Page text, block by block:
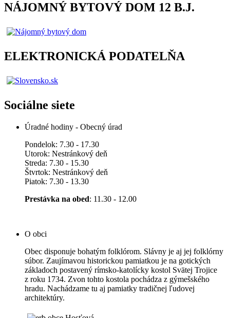
NÁJOMNÝ BYTOVÝ DOM 12 B.J.
ELEKTRONICKÁ PODATELŇA
Sociálne siete
Úradné hodiny - Obecný úrad
Pondelok: 7.30 - 17.30
Utorok: Nestránkový deň
Streda: 7.30 - 15.30
Štvrtok: Nestránkový deň
Piatok: 7.30 - 13.30
Prestávka na obed: 11.30 - 12.00
O obci
Obec disponuje bohatým folklórom. Slávny je aj jej folklórny
súbor. Zaujímavou historickou pamiatkou je na gotických
základoch postavený rímsko-katolícky kostol Svätej Trojice
z roku 1734. Zvon tohto kostola pochádza z gýmešského
hradu. Nachádzame tu aj pamiatky tradičnej ľudovej
architektúry.